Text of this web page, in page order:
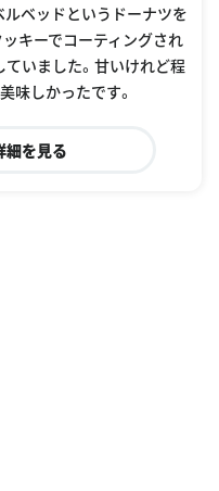
ベッドというドーナツを
キーでコーティングされ
いました。甘いけれど程
味しかったです。
細を見る